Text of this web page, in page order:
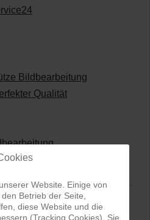
Bildbearbeitung
Qualität
Website. Einige von
Betrieb der Seite,
diese Website und die
(Tracking Cookies). Sie